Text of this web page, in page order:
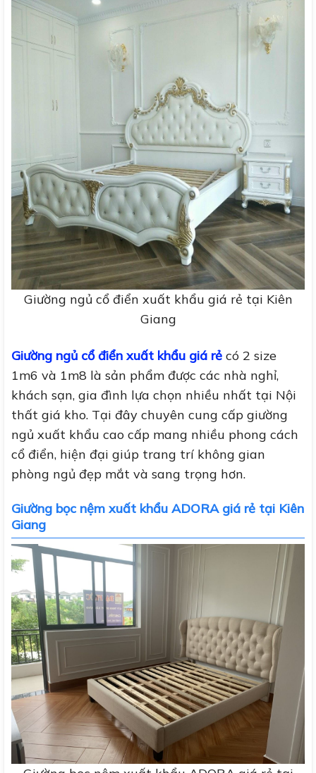
Giường ngủ cổ điển xuất khẩu giá rẻ tại Kiên
Giang
Giường ngủ cổ điển xuất khẩu giá rẻ có 2 size
1m6 và 1m8 là sản phẩm được các nhà nghỉ,
khách sạn, gia đình lựa chọn nhiều nhất tại Nội
thất giá kho. Tại đây chuyên cung cấp giường
ngủ xuất khẩu cao cấp mang nhiều phong cách
cổ điển, hiện đại giúp trang trí không gian
phòng ngủ đẹp mắt và sang trọng hơn.
Giường bọc nệm xuất khẩu ADORA giá rẻ tại Kiên
Giang